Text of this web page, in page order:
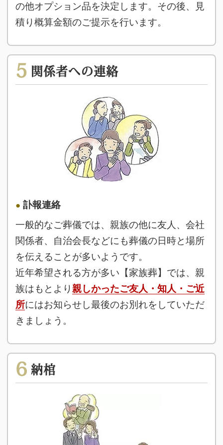
の他オプション品を決定します。その後、見
積り概算金額のご提示を行います。
5 関係者への連絡
訃報連絡
一般的なご葬儀では、親族の他に友人、会社
関係者、自治会長などにも葬儀の日時と場所
を伝えることが多いようです。
近年希望される方が多い【家族葬】では、親
族はもとより 親しかったご友人・知人・ご近
所にはお知らせし最後のお別れをしていただ
きましょう。
6 納棺